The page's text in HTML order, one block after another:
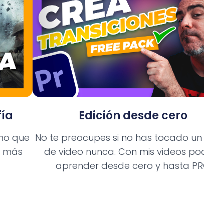
que
más
Edición desde cero
No te preocupes si no has tocado
de video nunca. Con mis videos
aprender desde cero y hasta